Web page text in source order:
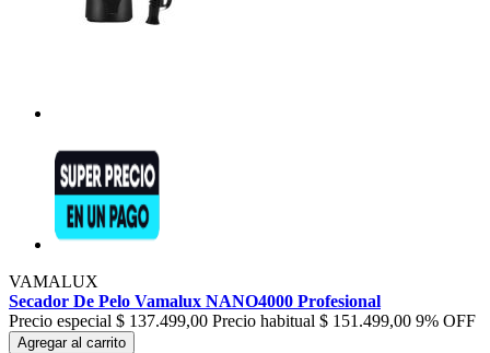
VAMALUX
Secador De Pelo Vamalux NANO4000 Profesional
Precio especial $ 137.499,00 Precio habitual $ 151.499,00 9% OFF
Agregar al carrito